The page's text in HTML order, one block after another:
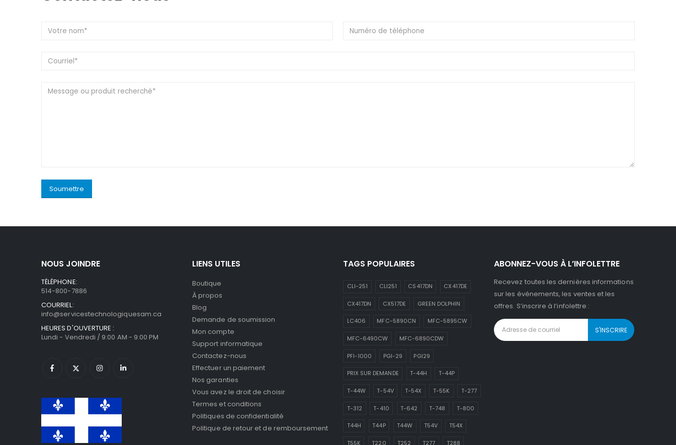
NOUS JOINDRE
TÉLÉPHONE:
514-800-7886
COURRIEL:
info@servicestechnologiquesam.ca
HEURES D'OUVERTURE :
Lundi - Vendredi / 9:00 AM - 9:00 PM
LIENS UTILES
Boutique
À propos
Blog
Demande de soumission
Mon compte
Support informatique
Contactez-nous
Effectuer un paiement
Nos garanties
Vous avez le droit de choisir
Termes et conditions
Politiques de confidentialité
Politique de retour et de remboursement
TAGS POPULAIRES
CLI-251 CLI251 CS417DN CX417DE
CX417DN CX517DE GREEN DOLPHIN
LC406 MFC-5890CN MFC-5895CW
MFC-6490CW MFC-6890CDW
PFI-1000 PGI-29 PGI29
PRIX SUR DEMANDE T-44H T-44P
T-44W T-54V T-54X T-55K T-277
T-312 T-410 T-642 T-748 T-800
T44H T44P T44W T54V T54X
T55K T220 T252 T277 T288
ABONNEZ-VOUS À L’INFOLETTRE
Recevez toutes les dernières informations
sur les événements, les ventes et les
offres. S’inscrire à l’infolettre :